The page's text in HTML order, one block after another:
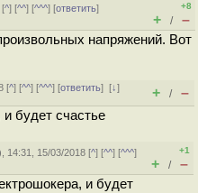
[^] [^^] [^^^] [ответить]
+8
+ / –
напряжений. Вот
[^] [^^] [^^^] [ответить][↓]
+ / –
будет счастье
14:31, 15/03/2018 [^] [^^] [^^^]
+1
+ / –
и будет